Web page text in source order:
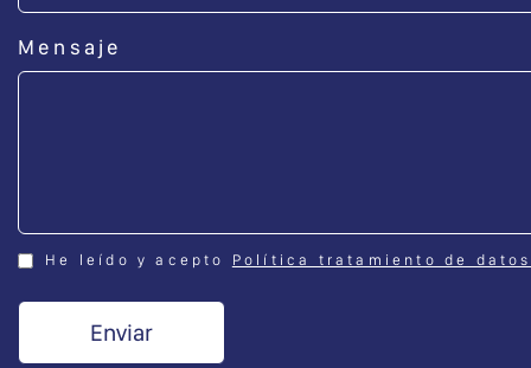
Mensaje
He leído y acepto Política tratamiento de datos